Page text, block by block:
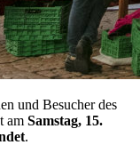
und Besucher des
am Samstag, 15.
.